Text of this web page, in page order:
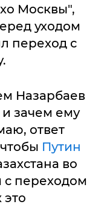
Москвы",
уходом
переход с
Назарбаев
зачем ему
ответ
Путин
во
с переходом
это